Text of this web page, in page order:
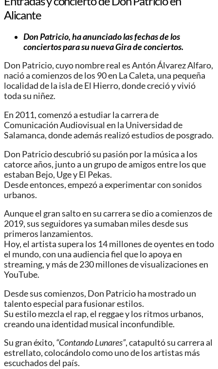
Alicante
Don Patricio, ha anunciado las fechas de los
conciertos para su nueva Gira de conciertos.
Don Patricio, cuyo nombre real es Antón Álvarez Alfaro,
nació a comienzos de los 90 en La Caleta, una pequeña
localidad de la isla de El Hierro, donde creció y vivió
toda su niñez.
En 2011, comenzó a estudiar la carrera de
Comunicación Audiovisual en la Universidad de
Salamanca, donde además realizó estudios de posgrado.
Don Patricio descubrió su pasión por la música a los
catorce años, junto a un grupo de amigos entre los que
estaban Bejo, Uge y El Pekas.
Desde entonces, empezó a experimentar con sonidos
urbanos.
Aunque el gran salto en su carrera se dio a comienzos de
2019, sus seguidores ya sumaban miles desde sus
primeros lanzamientos.
Hoy, el artista supera los 14 millones de oyentes en todo
el mundo, con una audiencia fiel que lo apoya en
streaming, y más de 230 millones de visualizaciones en
YouTube.
Desde sus comienzos, Don Patricio ha mostrado un
talento especial para fusionar estilos.
Su estilo mezcla el rap, el reggae y los ritmos urbanos,
creando una identidad musical inconfundible.
Su gran éxito, “Contando Lunares”, catapultó su carrera al
estrellato, colocándolo como uno de los artistas más
escuchados del país.